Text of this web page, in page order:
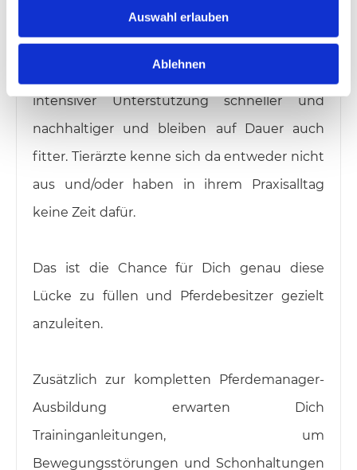
l
Auswahl erlauben
Ablehnen
Menschen bekommen Krankengymnastik
verordnet. Bei Pferden ist das noch eher
unüblich. Trotzdem erholen sich Pferde mit
intensiver Unterstützung schneller und
nachhaltiger und bleiben auf Dauer auch
fitter. Tierärzte kenne sich da entweder nicht
aus und/oder haben in ihrem Praxisalltag
keine Zeit dafür.
Das ist die Chance für Dich genau diese
Lücke zu füllen und Pferdebesitzer gezielt
anzuleiten.
Zusätzlich zur kompletten Pferdemanager-
Ausbildung erwarten Dich
Traininganleitungen, um
Bewegungsstörungen und Schonhaltungen